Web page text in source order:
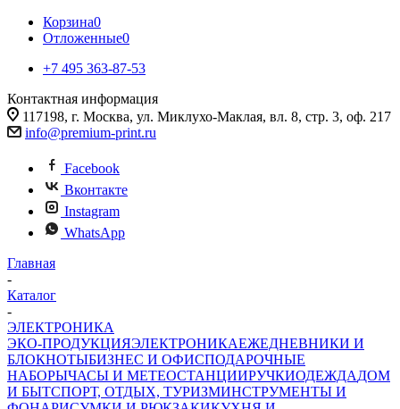
Корзина0
Отложенные0
+7 495 363-87-53
Контактная информация
117198, г. Москва, ул. Миклухо-Маклая, вл. 8, стр. 3, оф. 217
info@premium-print.ru
Facebook
Вконтакте
Instagram
WhatsApp
Главная
-
Каталог
-
ЭЛЕКТРОНИКА
ЭКО-ПРОДУКЦИЯЭЛЕКТРОНИКАЕЖЕДНЕВНИКИ И
БЛОКНОТЫБИЗНЕС И ОФИСПОДАРОЧНЫЕ
НАБОРЫЧАСЫ И МЕТЕОСТАНЦИИРУЧКИОДЕЖДАДОМ
И БЫТСПОРТ, ОТДЫХ, ТУРИЗМИНСТРУМЕНТЫ И